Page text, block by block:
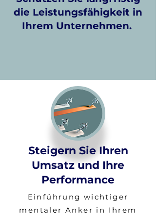
die Leistungsfähigkeit in
Ihrem Unternehmen.
Steigern Sie Ihren
Umsatz und Ihre
Performance
​Einführung wichtiger
mentaler Anker in Ihrem